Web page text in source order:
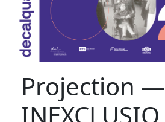
Projection —
INEXCLUSIO